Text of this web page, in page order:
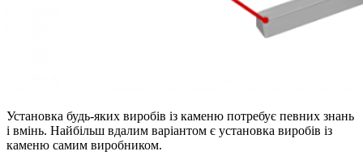
Установка будь-яких виробів із каменю потребує певних знань
і вмінь. Найбільш вдалим варіантом є установка виробів із
каменю самим виробником.